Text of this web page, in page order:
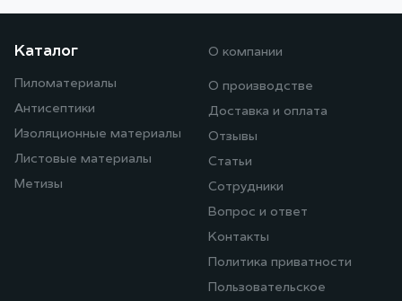
Каталог
Пиломатериалы
Антисептики
Изоляционные материалы
Листовые материалы
Метизы
О компании
О производстве
Доставка и оплата
Отзывы
Статьи
Сотрудники
Вопрос и ответ
Контакты
Политика приватности
Пользовательское